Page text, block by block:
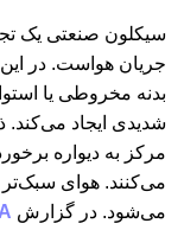
سیکلون صنعتی یک
جریان هواست. در
بدنه مخروطی یا
شدیدی ایجاد می‌کند.
مرکز به دیواره
می‌کنند. هوای
می‌شود. در گزارش